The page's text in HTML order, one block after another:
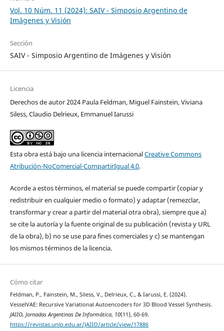
Vol. 10 Núm. 11 (2024): SAIV - Simposio Argentino de
Imágenes y Visión
Sección
SAIV - Simposio Argentino de Imágenes y Visión
Licencia
Derechos de autor 2024 Paula Feldman, Miguel Fainstein, Viviana
Siless, Claudio Delrieux, Emmanuel Iarussi
Esta obra está bajo una licencia internacionalCreative Commons
Atribución-NoComercial-CompartirIgual 4.0.
Acorde a estos términos, el material se puede compartir (copiar y
redistribuir en cualquier medio o formato) y adaptar (remezclar,
transformar y crear a partir del material otra obra), siempre que a)
se cite la autoría y la fuente original de su publicación (revista y URL
de la obra), b) no se use para fines comerciales y c) se mantengan
los mismos términos de la licencia.
Cómo citar
Feldman, P., Fainstein, M., Siless, V., Delrieux, C., & Iarussi, E. (2024).
VesselVAE: Recursive Variational Autoencoders for 3D Blood Vessel Synthesis.
JAIIO, Jornadas Argentinas De Informática, 10(11), 60-69.
https://revistas.unlp.edu.ar/JAIIO/article/view/17886